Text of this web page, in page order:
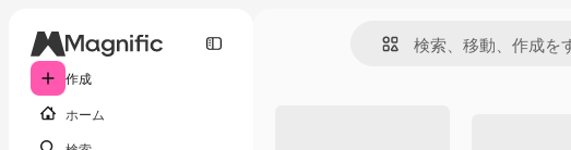
作成
ホーム